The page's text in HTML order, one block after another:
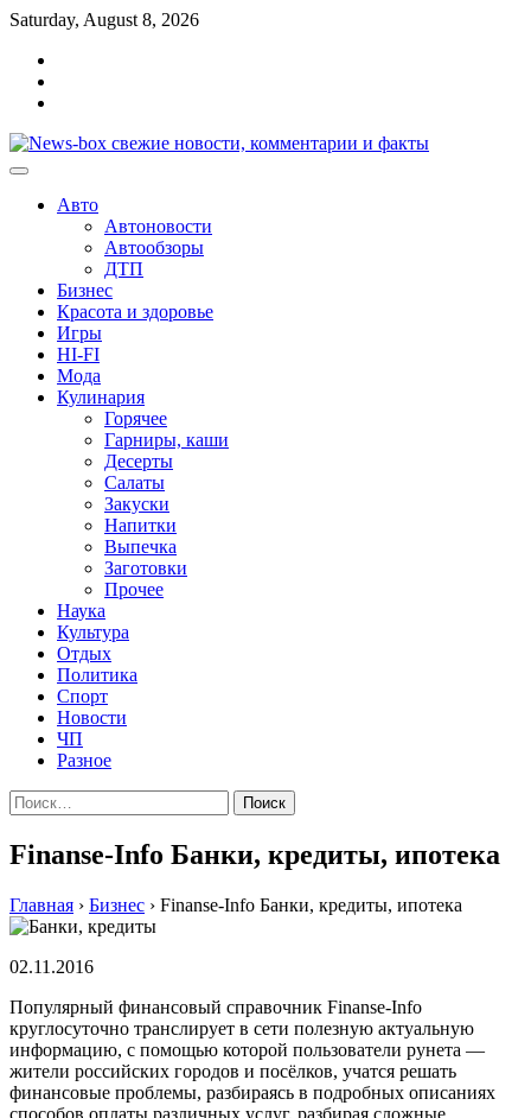
Перейти
содержимому
Saturday, August 8, 2026
Авто
Автоновости
Автообзоры
ДТП
Бизнес
Красота и здоровье
Игры
HI-FI
Мода
Кулинария
Горячее
Гарниры, каши
Десерты
Салаты
Закуски
Напитки
Выпечка
Заготовки
Прочее
Наука
Культура
Отдых
Политика
Спорт
Новости
ЧП
Разное
Найти:
Finanse-Info Банки, кредиты, ипотека
Главная › Бизнес › Finanse-Info Банки, кредиты, ипотека
02.11.2016
Популярный финансовый справочник Finanse-Info
круглосуточно транслирует в сети полезную актуальную
информацию, с помощью которой пользователи рунета —
жители российских городов и посёлков, учатся решать
финансовые проблемы, разбираясь в подробных описаниях
способов оплаты различных услуг, разбирая сложные